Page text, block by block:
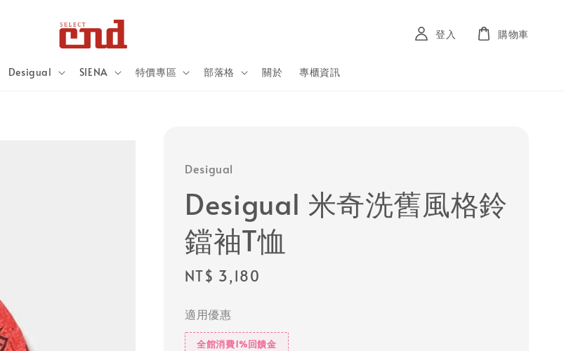
Desigual SIENA 特價專區 部落格 關於 專櫃資訊
登入 購物車
Desigual
Desigual 米奇洗舊風格鈴
鐺袖T恤
Regular
NT$ 3,180
適用優惠
全館消費1%回饋金